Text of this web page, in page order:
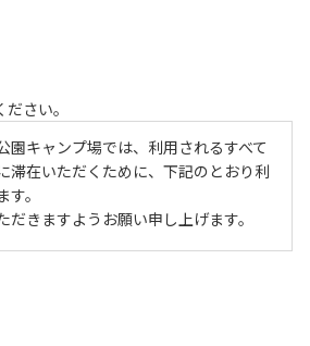
さい。
園キャンプ場では、利用されるすべて
滞在いただくために、下記のとおり利
。
きますようお願い申し上げます。
の利用はできません。高校生以上の方